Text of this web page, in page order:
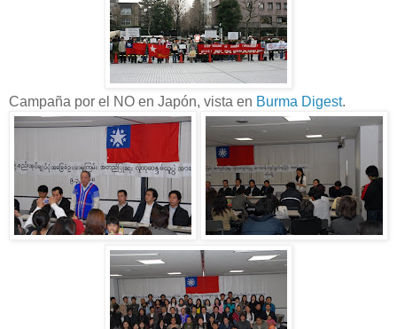
Campaña por el NO en Japón, vista en Burma Digest.